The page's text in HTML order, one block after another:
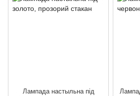
Лампада настыльна під